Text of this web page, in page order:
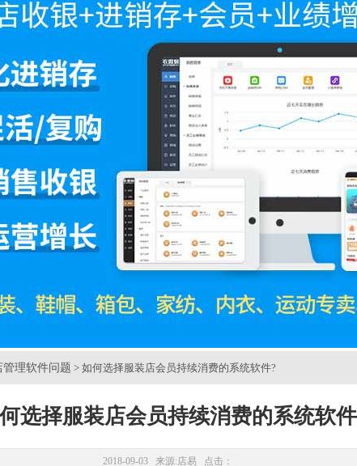
管理软件问题 > 如何选择服装店会员持续消费的系统软件?
选择服装店会员持续消费的系统软
2018-09-03 来源:店易 点击：